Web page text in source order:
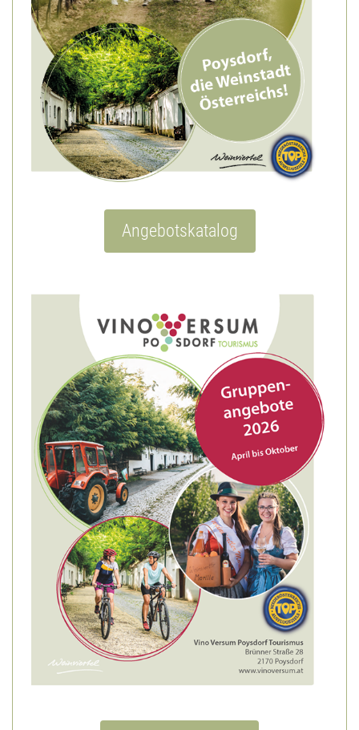
Angebotskatalog